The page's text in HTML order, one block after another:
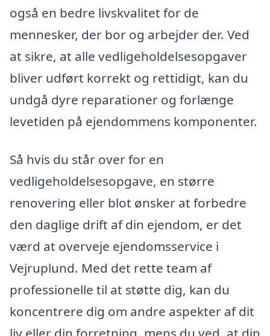
også en bedre livskvalitet for de
mennesker, der bor og arbejder der. Ved
at sikre, at alle vedligeholdelsesopgaver
bliver udført korrekt og rettidigt, kan du
undgå dyre reparationer og forlænge
levetiden på ejendommens komponenter.
Så hvis du står over for en
vedligeholdelsesopgave, en større
renovering eller blot ønsker at forbedre
den daglige drift af din ejendom, er det
værd at overveje ejendomsservice i
Vejruplund. Med det rette team af
professionelle til at støtte dig, kan du
koncentrere dig om andre aspekter af dit